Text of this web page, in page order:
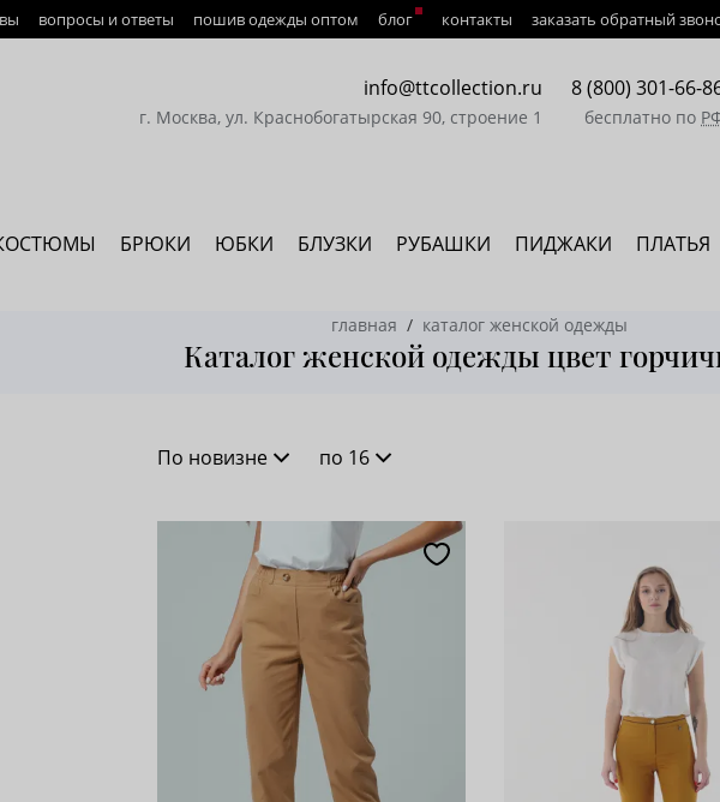
вопросы и ответы пошив одежды оптом блог контакты заказать обратный
info@ttcollection.ru
г. Москва, ул. Краснобогатырская 90, строение 1
8 (800) 301-66-
бесплатно по
БРЮКИ ЮБКИ БЛУЗКИ РУБАШКИ ПИДЖАКИ ПЛАТЬЯ
главная каталог женской одежды
Каталог женской одежды цвет
По новизне
По популярности
По возрастанию цены
По убыванию цены
по 16
28
62
100